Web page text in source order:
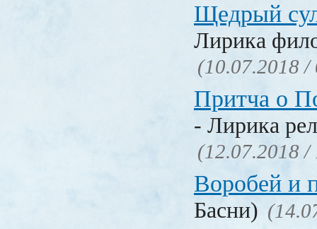
Щедрый
Лирика
(10.07.2018 /
Притча о
- Лирика
(12.07.2018 /
Воробей и
Басни)